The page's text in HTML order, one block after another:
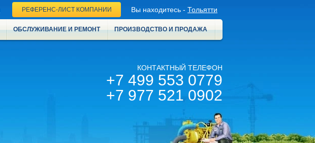
РЕФЕРЕНС-ЛИСТ КОМПАНИИ Вы находитесь - Тольятти
ОБСЛУЖИВАНИЕ И РЕМОНТ ПРОИЗВОДСТВО И ПРОДАЖА
КОНТАКТНЫЙ ТЕЛЕФОН
+7 499 553 0779
+7 977 521 0902